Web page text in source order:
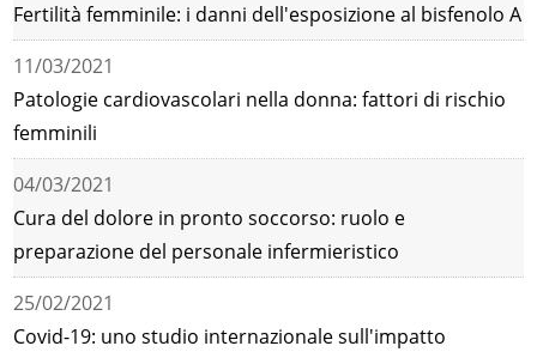
Fertilità femminile: i danni dell'esposizione al bisfenolo A
11/03/2021
Patologie cardiovascolari nella donna: fattori di rischio
femminili
04/03/2021
Cura del dolore in pronto soccorso: ruolo e
preparazione del personale infermieristico
25/02/2021
Covid-19: uno studio internazionale sull'impatto